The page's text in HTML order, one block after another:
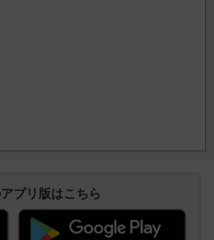
プリ版はこちら